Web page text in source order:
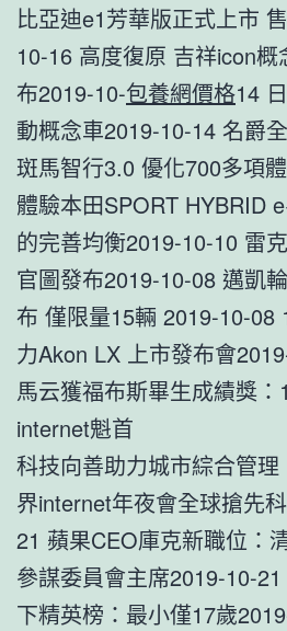
比亞迪e1芳華版正式上市
10-16 高度復原 吉祥icon
布2019-10-包養網價格14
動概念車2019-10-14 名爵
斑馬智行3.0 優化700多項
體驗本田SPORT HYBRID
的完善均衡2019-10-10 雷
官圖發布2019-10-08 邁凱
布 僅限量15輛 2019-10-08
力Akon LX 上市發布會
馬云獲福布斯畢生成績獎
internet魁首
科技向善助力城市綜合管
界internet年夜會全球搶先
21 蘋果CEO庫克新職位：
參謀委員會主席2019-10-
下精英榜：最小僅17歲